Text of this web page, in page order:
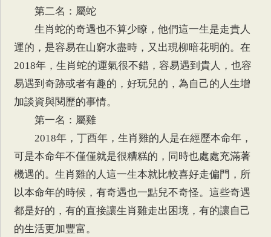
第二名：屬蛇
生肖蛇的奇遇也不算少瞭，他們這一生是走貴人
運的，是容易在山窮水盡時，又出現柳暗花明的。在
2018年，生肖蛇的運氣很不錯，容易遇到貴人，也容
易遇到奇跡或者有趣的，好玩兒的，為自己的人生增
加談資與閱歷的事情。
第一名：屬雞
2018年，丁酉年，生肖雞的人是在經歷本命年，
可是本命年不僅僅就是很糟糕的，同時也處處充滿著
機遇的。生肖雞的人這一生本就比較喜好走偏門，所
以本命年的時候，有奇遇也一點兒不奇怪。這些奇遇
都是好的，有的直接讓生肖雞走出困境，有的讓自己
的生活更加豐富。